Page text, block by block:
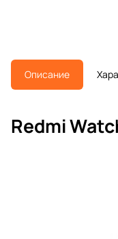
Описание
Redmi